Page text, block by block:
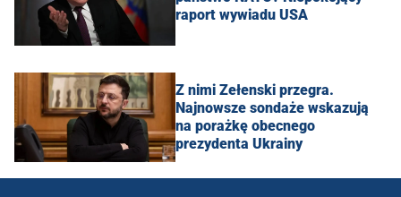
raport wywiadu USA
Z nimi Zełenski przegra.
Najnowsze sondaże wskazują
na porażkę obecnego
prezydenta Ukrainy